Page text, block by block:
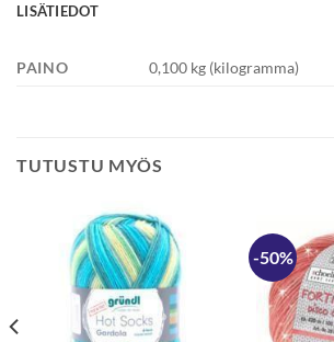
LISÄTIEDOT
PAINO 0,100 kg (kilogramma)
TUTUSTU MYÖS
-50%